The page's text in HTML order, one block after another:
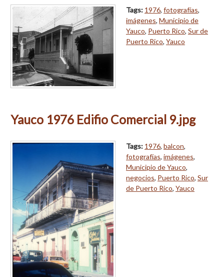
Tags: 1976, fotografías,
imágenes, Municipio de
Yauco, Puerto Rico, Sur de
Puerto Rico, Yauco
Yauco 1976 Edifio Comercial 9.jpg
Tags: 1976, balcon,
fotografías, imágenes,
Municipio de Yauco,
negocios, Puerto Rico, Sur
de Puerto Rico, Yauco